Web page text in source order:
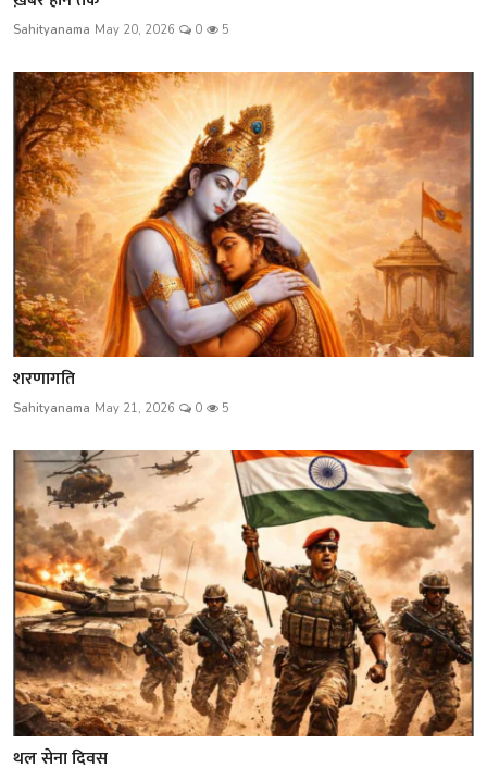
Sahityanama May 20, 2026 0 5
शरणागति
Sahityanama May 21, 2026 0 5
थल सेना दिवस